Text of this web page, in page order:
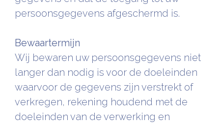
persoonsgegevens afgeschermd is.
Bewaartermijn
Wij bewaren uw persoonsgegevens niet
langer dan nodig is voor de doeleinden
waarvoor de gegevens zijn verstrekt of
verkregen, rekening houdend met de
doeleinden van de verwerking en